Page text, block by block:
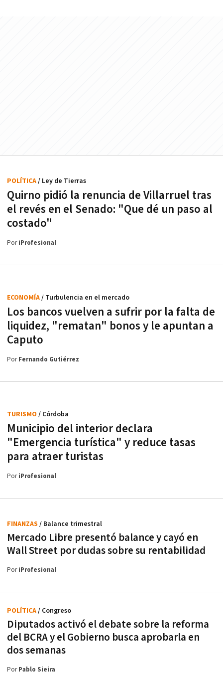
Quirno pidió la renuncia de Villarruel tras
el revés en el Senado: "Que dé un paso al
costado"
POLÍTICA/ Ley de Tierras
PoriProfesional
Los bancos vuelven a sufrir por la falta de
liquidez, "rematan" bonos y le apuntan a
Caputo
ECONOMÍA/ Turbulencia en el mercado
PorFernando Gutiérrez
Municipio del interior declara
"Emergencia turística" y reduce tasas
para atraer turistas
TURISMO / Córdoba
PoriProfesional
Mercado Libre presentó balance y cayó en
Wall Street por dudas sobre su rentabilidad
FINANZAS / Balance trimestral
PoriProfesional
Diputados activó el debate sobre la reforma
del BCRA y el Gobierno busca aprobarla en
dos semanas
POLÍTICA/ Congreso
PorPablo Sieira